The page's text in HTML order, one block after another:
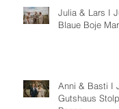
Julia & Lars I
Blaue Boje
Anni & Basti I
Gutshaus